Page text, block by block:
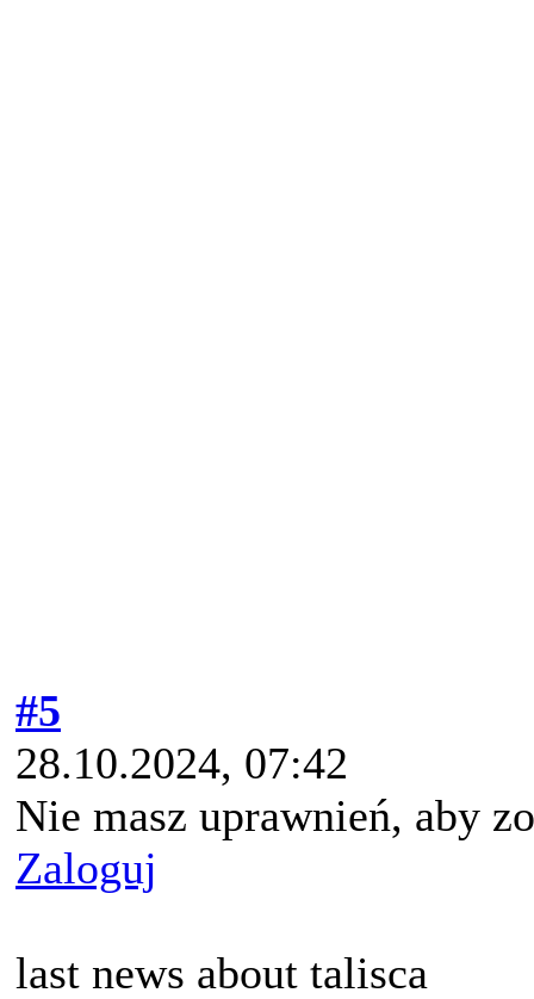
#5
28.10.2024, 07:42
Nie masz uprawnień, aby
Zaloguj
last news about talisca